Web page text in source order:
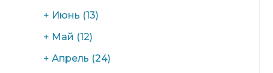
+ Июнь (13)
+ Май (12)
+ Апрель (24)